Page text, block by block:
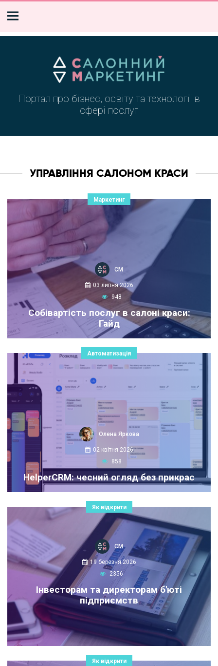
Портал про бізнес, освіту та технології в
сфері послуг
УПРАВЛІННЯ САЛОНОМ КРАСИ
Маркетинг
СМ
03 липня 2026
948
Cобівартість послуг в салоні краси:
Гайд
Автоматизація
Олена Яркова
02 квітня 2026
858
HelperCRM: чесний огляд без прикрас
Як відкрити
СМ
19 березня 2026
2356
Інвесторам та директорам б'юті
підприємств
Як відкрити